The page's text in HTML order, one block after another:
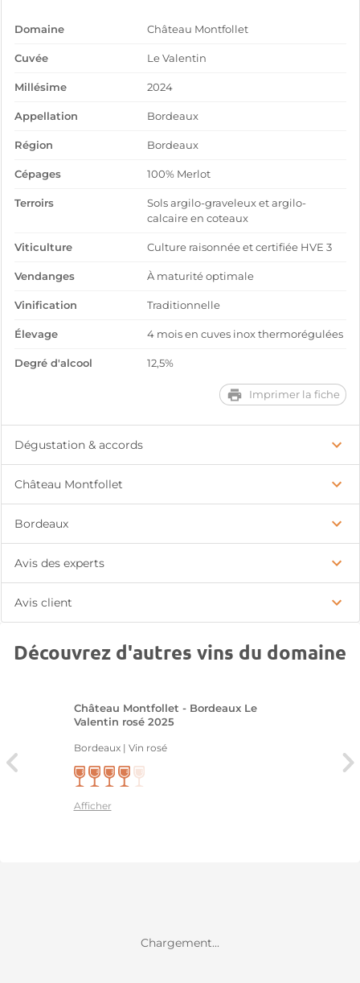
Domaine Château Montfollet
Cuvée Le Valentin
Millésime 2024
Appellation Bordeaux
Région Bordeaux
Cépages 100% Merlot
Terroirs
Sols argilo-graveleux et argilo-
calcaire en coteaux
Viticulture Culture raisonnée et certifiée HVE 3
Vendanges À maturité optimale
Vinification Traditionnelle
Élevage 4 mois en cuves inox thermorégulées
Degré d'alcool 12,5%
Imprimer la fiche
Dégustation & accords
Château Montfollet
Bordeaux
Avis des experts
Avis client
Découvrez d'autres vins du domaine
Château Montfollet - Bordeaux Le
Valentin rosé 2025
Bordeaux | Vin rosé
Afficher
Chargement...